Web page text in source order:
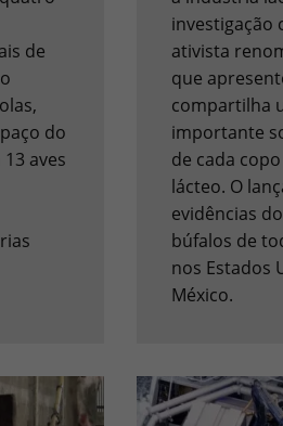
de
do
aves
investigação
ativista
que
compartilha
importante
de cada
lácteo. O
evidências
búfalos de
nos Estados
México.